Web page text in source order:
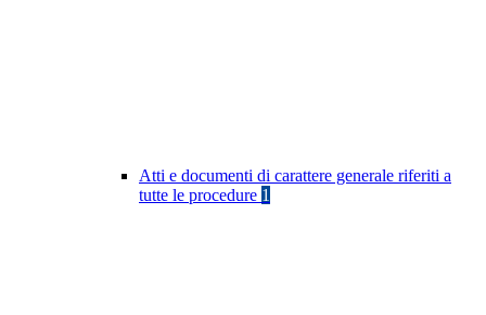
Atti e documenti di carattere generale riferiti a
tutte le procedure 1